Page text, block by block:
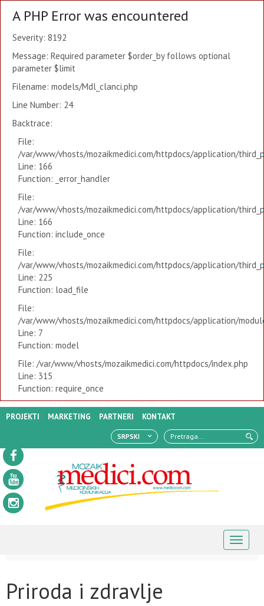
A PHP Error was encountered
Severity: 8192
Message: Required parameter $order_by follows optional
parameter $limit
Filename: models/Mdl_clanci.php
Line Number: 24
Backtrace:
File:
/var/www/vhosts/mozaikmedici.com/httpdocs/application/
Line: 166
Function: _error_handler
File:
/var/www/vhosts/mozaikmedici.com/httpdocs/application/
Line: 166
Function: include_once
File:
/var/www/vhosts/mozaikmedici.com/httpdocs/application/
Line: 225
Function: load_file
File:
/var/www/vhosts/mozaikmedici.com/httpdocs/application/
Line: 7
Function: model
File: /var/www/vhosts/mozaikmedici.com/httpdocs/index.php
Line: 315
Function: require_once
PROJEKTI MARKETING PARTNERI KONTAKT
SRPSKI
Priroda i zdravlje